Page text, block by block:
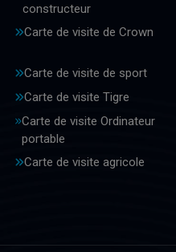
constructeur
Carte de visite de Crown
Carte de visite de sport
Carte de visite Tigre
Carte de visite Ordinateur
portable
Carte de visite agricole